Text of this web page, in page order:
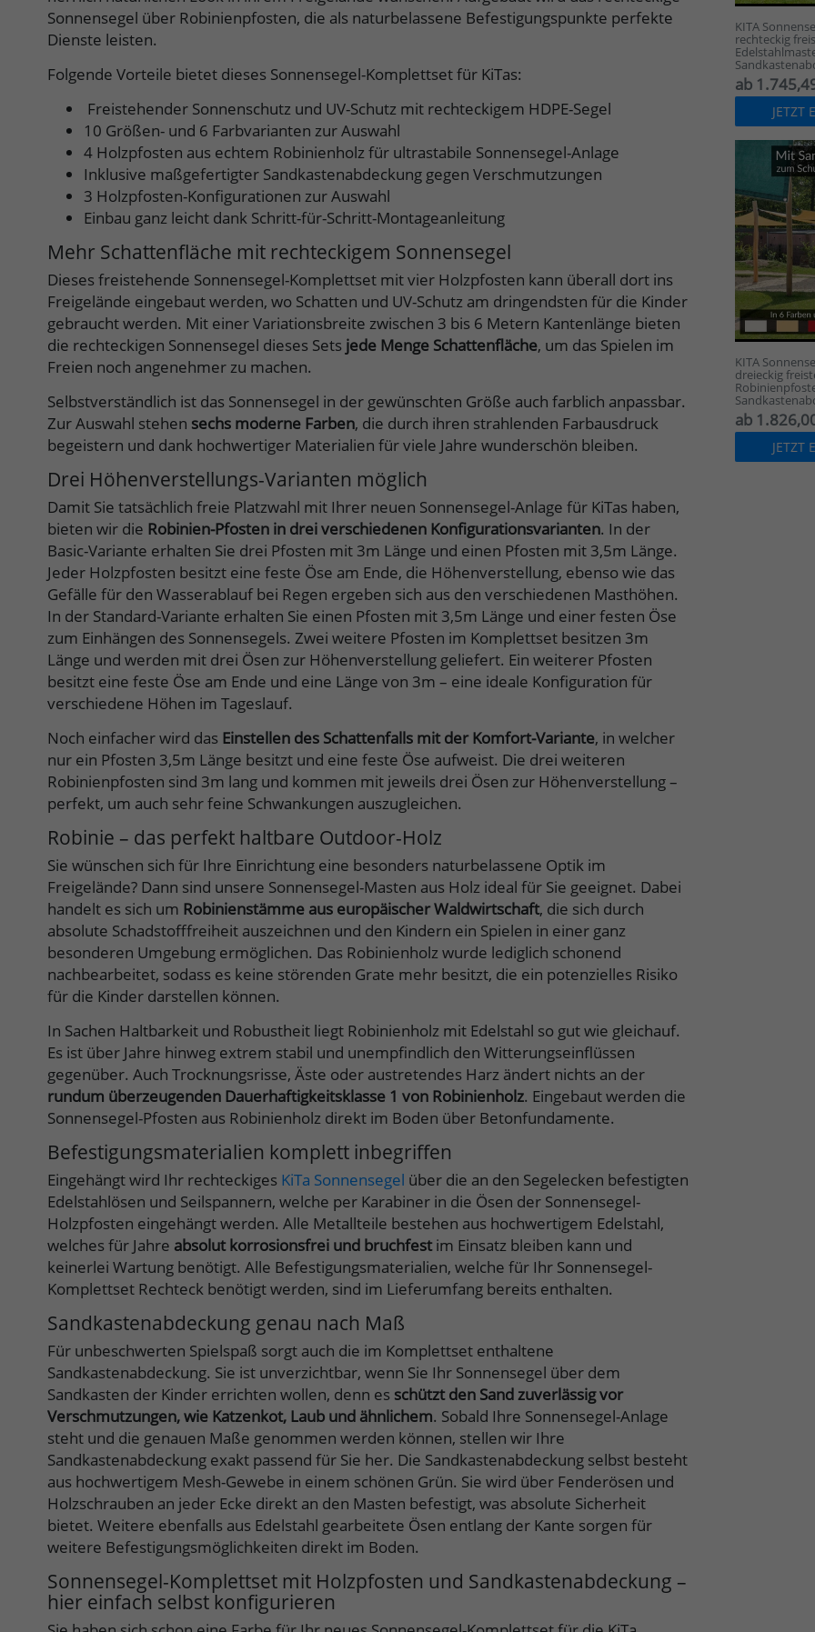
Sonnensegel über Robinienpfosten, die als naturbelassene Befestigungspunkte perfekte
Dienste leisten.
Folgende Vorteile bietet dieses Sonnensegel-Komplettset für KiTas:
Freistehender Sonnenschutz und UV-Schutz mit rechteckigem HDPE-Segel
10 Größen- und 6 Farbvarianten zur Auswahl
4 Holzpfosten aus echtem Robinienholz für ultrastabile Sonnensegel-Anlage
Inklusive maßgefertigter Sandkastenabdeckung gegen Verschmutzungen
3 Holzpfosten-Konfigurationen zur Auswahl
Einbau ganz leicht dank Schritt-für-Schritt-Montageanleitung
Mehr Schattenfläche mit rechteckigem Sonnensegel
Dieses freistehende Sonnensegel-Komplettset mit vier Holzpfosten kann überall dort ins
Freigelände eingebaut werden, wo Schatten und UV-Schutz am dringendsten für die Kinder
gebraucht werden. Mit einer Variationsbreite zwischen 3 bis 6 Metern Kantenlänge bieten
die rechteckigen Sonnensegel dieses Sets jede Menge Schattenfläche, um das Spielen im
Freien noch angenehmer zu machen.
Selbstverständlich ist das Sonnensegel in der gewünschten Größe auch farblich anpassbar.
Zur Auswahl stehen sechs moderne Farben, die durch ihren strahlenden Farbausdruck
begeistern und dank hochwertiger Materialien für viele Jahre wunderschön bleiben.
Drei Höhenverstellungs-Varianten möglich
Damit Sie tatsächlich freie Platzwahl mit Ihrer neuen Sonnensegel-Anlage für KiTas haben,
bieten wir die Robinien-Pfosten in drei verschiedenen Konfigurationsvarianten. In der
Basic-Variante erhalten Sie drei Pfosten mit 3m Länge und einen Pfosten mit 3,5m Länge.
Jeder Holzpfosten besitzt eine feste Öse am Ende, die Höhenverstellung, ebenso wie das
Gefälle für den Wasserablauf bei Regen ergeben sich aus den verschiedenen Masthöhen.
In der Standard-Variante erhalten Sie einen Pfosten mit 3,5m Länge und einer festen Öse
zum Einhängen des Sonnensegels. Zwei weitere Pfosten im Komplettset besitzen 3m
Länge und werden mit drei Ösen zur Höhenverstellung geliefert. Ein weiterer Pfosten
besitzt eine feste Öse am Ende und eine Länge von 3m – eine ideale Konfiguration für
verschiedene Höhen im Tageslauf.
Noch einfacher wird das Einstellen des Schattenfalls mit der Komfort-Variante, in welcher
nur ein Pfosten 3,5m Länge besitzt und eine feste Öse aufweist. Die drei weiteren
Robinienpfosten sind 3m lang und kommen mit jeweils drei Ösen zur Höhenverstellung –
perfekt, um auch sehr feine Schwankungen auszugleichen.
Robinie – das perfekt haltbare Outdoor-Holz
Sie wünschen sich für Ihre Einrichtung eine besonders naturbelassene Optik im
Freigelände? Dann sind unsere Sonnensegel-Masten aus Holz ideal für Sie geeignet. Dabei
handelt es sich um Robinienstämme aus europäischer Waldwirtschaft, die sich durch
absolute Schadstofffreiheit auszeichnen und den Kindern ein Spielen in einer ganz
besonderen Umgebung ermöglichen. Das Robinienholz wurde lediglich schonend
nachbearbeitet, sodass es keine störenden Grate mehr besitzt, die ein potenzielles Risiko
für die Kinder darstellen können.
In Sachen Haltbarkeit und Robustheit liegt Robinienholz mit Edelstahl so gut wie gleichauf.
Es ist über Jahre hinweg extrem stabil und unempfindlich den Witterungseinflüssen
gegenüber. Auch Trocknungsrisse, Äste oder austretendes Harz ändert nichts an der
rundum überzeugenden Dauerhaftigkeitsklasse 1 von Robinienholz. Eingebaut werden die
Sonnensegel-Pfosten aus Robinienholz direkt im Boden über Betonfundamente.
Befestigungsmaterialien komplett inbegriffen
Eingehängt wird Ihr rechteckiges KiTa Sonnensegel über die an den Segelecken befestigten
Edelstahlösen und Seilspannern, welche per Karabiner in die Ösen der Sonnensegel-
Holzpfosten eingehängt werden. Alle Metallteile bestehen aus hochwertigem Edelstahl,
welches für Jahre absolut korrosionsfrei und bruchfestim Einsatz bleiben kann und
keinerlei Wartung benötigt. Alle Befestigungsmaterialien, welche für Ihr Sonnensegel-
Komplettset Rechteck benötigt werden, sind im Lieferumfang bereits enthalten.
Sandkastenabdeckung genau nach Maß
Für unbeschwerten Spielspaß sorgt auch die im Komplettset enthaltene
Sandkastenabdeckung. Sie ist unverzichtbar, wenn Sie Ihr Sonnensegel über dem
Sandkasten der Kinder errichten wollen, denn es schützt den Sand zuverlässig vor
Verschmutzungen, wie Katzenkot, Laub und ähnlichem. Sobald Ihre Sonnensegel-Anlage
steht und die genauen Maße genommen werden können, stellen wir Ihre
Sandkastenabdeckung exakt passend für Sie her. Die Sandkastenabdeckung selbst besteht
aus hochwertigem Mesh-Gewebe in einem schönen Grün. Sie wird über Fenderösen und
Holzschrauben an jeder Ecke direkt an den Masten befestigt, was absolute Sicherheit
bietet. Weitere ebenfalls aus Edelstahl gearbeitete Ösen entlang der Kante sorgen für
weitere Befestigungsmöglichkeiten direkt im Boden.
Sonnensegel-Komplettset mit Holzpfosten und Sandkastenabdeckung –
hier einfach selbst konfigurieren
KITA
rechteckig
ab
JETZT
KITA
dreieckig
ab
JETZT